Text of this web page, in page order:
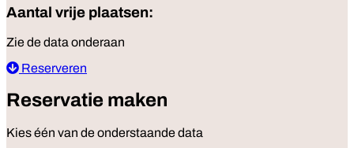
Aantal vrije plaatsen:
Zie de data onderaan
Reserveren
Reservatie maken
Kies één van de onderstaande data